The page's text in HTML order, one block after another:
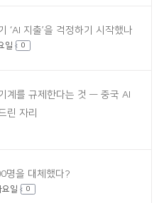
‘AI 지출’을 걱정하기 시작했나
일 0
계를 규제한다는 것 — 중국 AI
린 자리
명을 대체했다?
일 0